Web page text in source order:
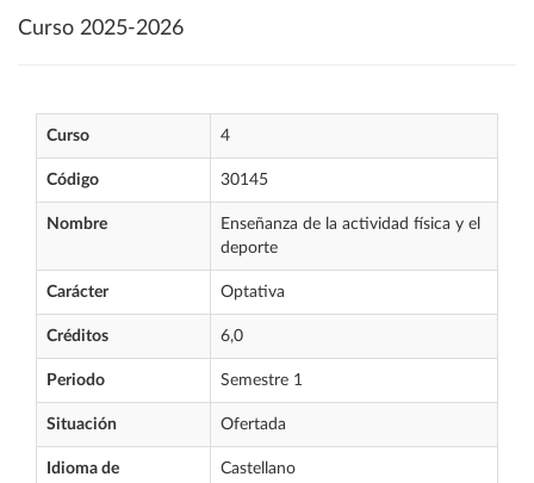
Curso 2025-2026
Curso 4
Código 30145
Nombre
Enseñanza de la actividad física y el
deporte
Carácter Optativa
Créditos 6,0
Periodo Semestre 1
Situación Ofertada
Idioma de
Castellano